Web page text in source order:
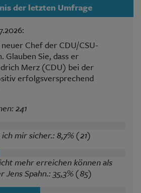
der letzten Umfrage
Chef der CDU/CSU-
Glauben Sie, dass er
Merz (CDU) bei der
erfolgsversprechend
241
ich mir sicher.: 8,7% (21)
mehr erreichen können als
Jens Spahn.: 35,3% (85)